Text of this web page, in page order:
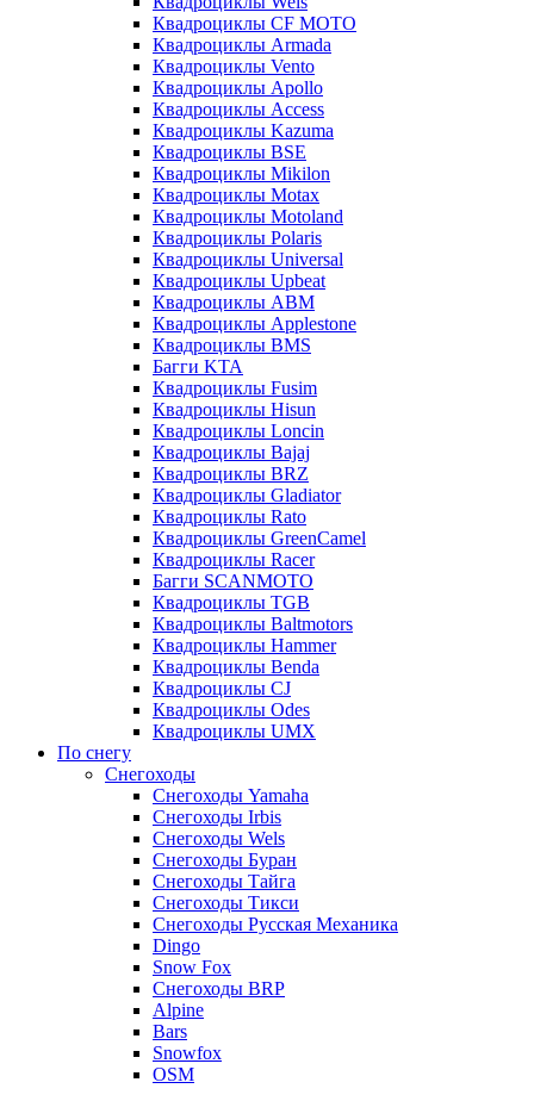
Квадроциклы CF MOTO
Квадроциклы Armada
Квадроциклы Vento
Квадроциклы Apollo
Квадроциклы Access
Квадроциклы Kazuma
Квадроциклы BSE
Квадроциклы Mikilon
Квадроциклы Motax
Квадроциклы Motoland
Квадроциклы Polaris
Квадроциклы Universal
Квадроциклы Upbeat
Квадроциклы ABM
Квадроциклы Applestone
Квадроциклы BMS
Багги KTA
Квадроциклы Fusim
Квадроциклы Hisun
Квадроциклы Loncin
Квадроциклы Bajaj
Квадроциклы BRZ
Квадроциклы Gladiator
Квадроциклы Rato
Квадроциклы GreenCamel
Квадроциклы Racer
Багги SCANMOTO
Квадроциклы TGB
Квадроциклы Baltmotors
Квадроциклы Hammer
Квадроциклы Benda
Квадроциклы CJ
Квадроциклы Odes
Квадроциклы UMX
По снегу
Снегоходы
Снегоходы Yamaha
Снегоходы Irbis
Снегоходы Wels
Снегоходы Буран
Снегоходы Тайга
Снегоходы Тикси
Снегоходы Русская Механика
Dingo
Snow Fox
Снегоходы BRP
Alpine
Bars
Snowfox
OSM